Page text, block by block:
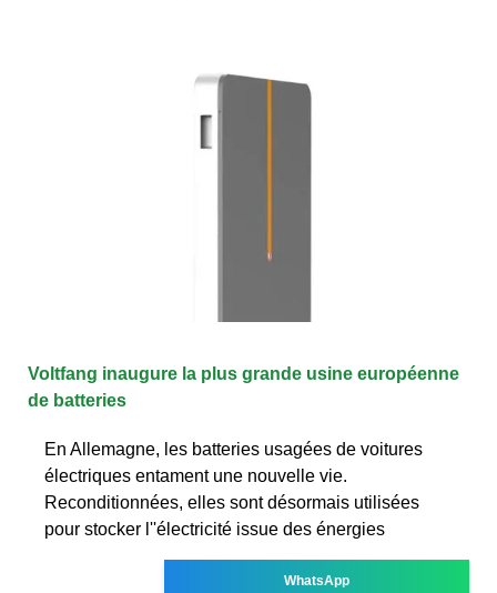
Voltfang inaugure la plus grande usine européenne
de batteries
En Allemagne, les batteries usagées de voitures
électriques entament une nouvelle vie.
Reconditionnées, elles sont désormais utilisées
pour stocker l''électricité issue des énergies
WhatsApp